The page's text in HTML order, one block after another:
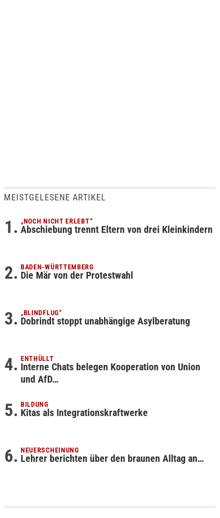
MEISTGELESENE ARTIKEL
„NOCH NICHT ERLEBT“
Abschiebung trennt Eltern von drei Kleinkindern
BADEN-WÜRTTEMBERG
Die Mär von der Protestwahl
„BLINDFLUG“
Dobrindt stoppt unabhängige Asylberatung
ENTHÜLLT
Interne Chats belegen Kooperation von Union
und AfD…
BILDUNG
Kitas als Integrationskraftwerke
NEUERSCHEINUNG
Lehrer berichten über den braunen Alltag an…